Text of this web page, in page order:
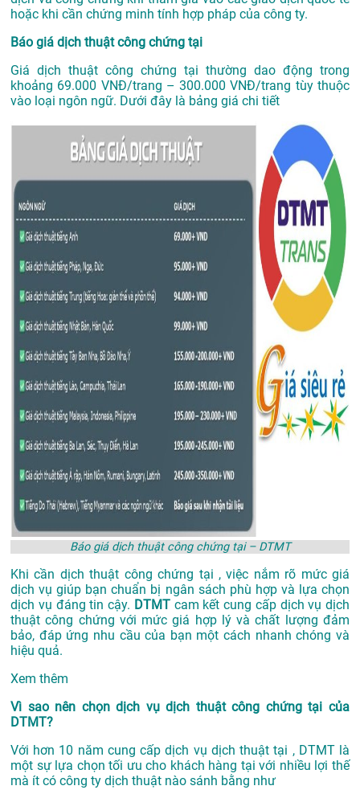
hoặc khi cần chứng minh tính hợp pháp của công ty.
Báo giá dịch thuật công chứng tại
Giá dịch thuật công chứng tại thường dao động trong
khoảng 69.000 VNĐ/trang – 300.000 VNĐ/trang tùy thuộc
vào loại ngôn ngữ. Dưới đây là bảng giá chi tiết
Báo giá dịch thuật công chứng tại – DTMT
Khi cần dịch thuật công chứng tại , việc nắm rõ mức giá
dịch vụ giúp bạn chuẩn bị ngân sách phù hợp và lựa chọn
dịch vụ đáng tin cậy. DTMT cam kết cung cấp dịch vụ dịch
thuật công chứng với mức giá hợp lý và chất lượng đảm
bảo, đáp ứng nhu cầu của bạn một cách nhanh chóng và
hiệu quả.
Xem thêm
Vì sao nên chọn dịch vụ dịch thuật công chứng tại của
DTMT?
Với hơn 10 năm cung cấp dịch vụ dịch thuật tại , DTMT là
một sự lựa chọn tối ưu cho khách hàng tại với nhiều lợi thế
mà ít có công ty dịch thuật nào sánh bằng như